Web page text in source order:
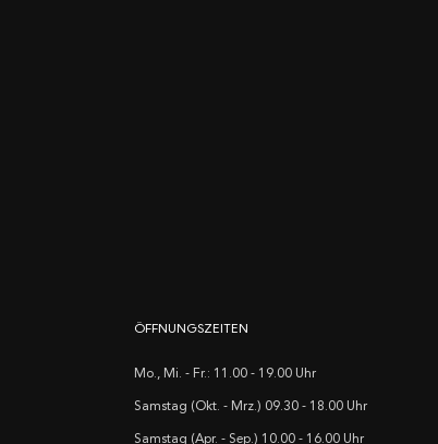
ÖFFNUNGSZEITEN
Mo., Mi. - Fr.: 11.00 - 19.00 Uhr
Samstag (Okt. - Mrz.) 09.30 - 18.00 Uhr
Samstag (Apr. - Sep.) 10.00 - 16.00 Uhr